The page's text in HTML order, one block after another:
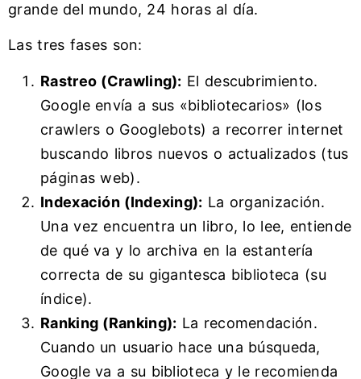
grande del mundo, 24 horas al día.
Las tres fases son:
Rastreo (Crawling): El descubrimiento.
Google envía a sus «bibliotecarios» (los
crawlers o Googlebots) a recorrer internet
buscando libros nuevos o actualizados (tus
páginas web).
Indexación (Indexing): La organización.
Una vez encuentra un libro, lo lee, entiende
de qué va y lo archiva en la estantería
correcta de su gigantesca biblioteca (su
índice).
Ranking (Ranking): La recomendación.
Cuando un usuario hace una búsqueda,
Google va a su biblioteca y le recomienda